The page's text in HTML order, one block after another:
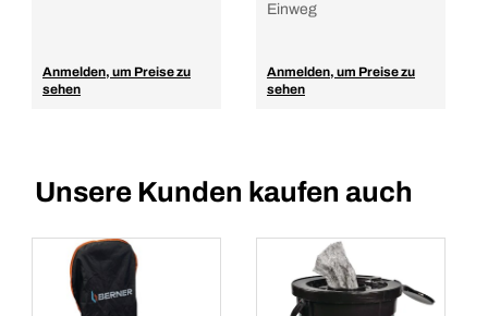
Anmelden, um Preise zu
sehen
Einweg
Anmelden, um Preise zu
sehen
Unsere Kunden kaufen auch